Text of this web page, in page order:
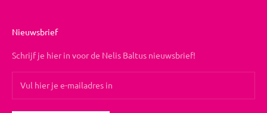
Nieuwsbrief
Schrijf je hier in voor de Nelis Baltus nieuwsbrief!